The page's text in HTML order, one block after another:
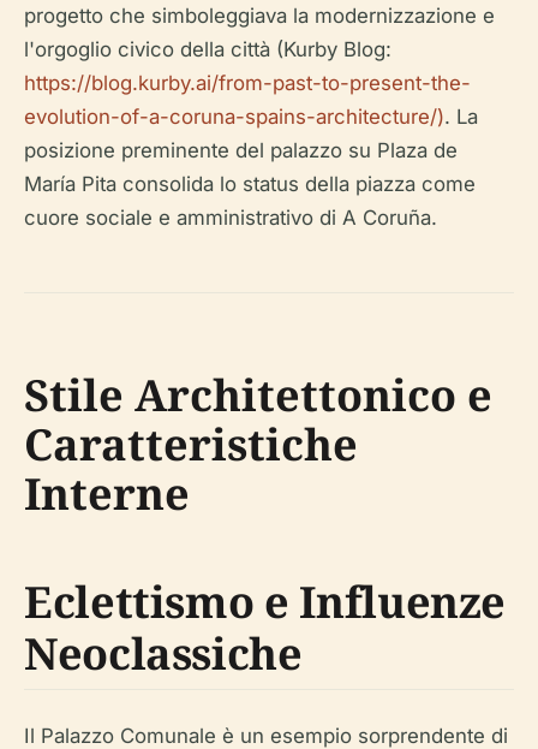
progetto che simboleggiava la modernizzazione e
l'orgoglio civico della città (Kurby Blog:
https://blog.kurby.ai/from-past-to-present-the-
evolution-of-a-coruna-spains-architecture/). La
posizione preminente del palazzo su Plaza de
María Pita consolida lo status della piazza come
cuore sociale e amministrativo di A Coruña.
Stile Architettonico e
Caratteristiche
Interne
Eclettismo e Influenze
Neoclassiche
Il Palazzo Comunale è un esempio sorprendente di